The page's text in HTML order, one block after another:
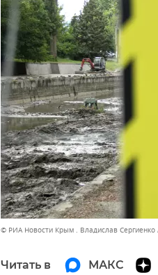
© РИА Новости Крым . Владислав Сергиенко
Читать в МАКС